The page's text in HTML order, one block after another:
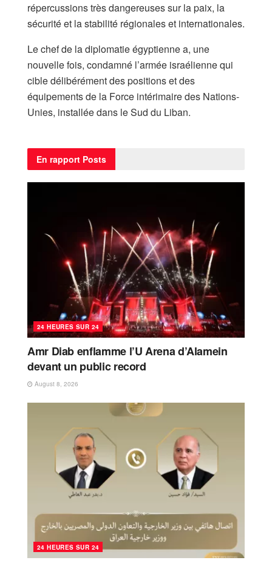
répercussions très dangereuses sur la paix, la
sécurité et la stabilité régionales et internationales.
Le chef de la diplomatie égyptienne a, une
nouvelle fois, condamné l’armée israélienne qui
cible délibérément des positions et des
équipements de la Force intérimaire des Nations-
Unies, installée dans le Sud du Liban.
En rapport Posts
24 HEURES SUR 24
Amr Diab enflamme l’U Arena d’Alamein
devant un public record
August 8, 2026
24 HEURES SUR 24